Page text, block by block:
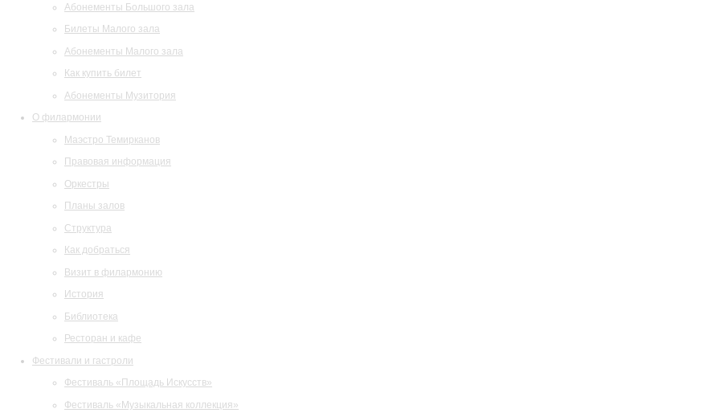
Абонементы Большого зала
Билеты Малого зала
Абонементы Малого зала
Как купить билет
Абонементы Музитория
О филармонии
Маэстро Темирканов
Правовая информация
Оркестры
Планы залов
Структура
Как добраться
Визит в филармонию
История
Библиотека
Ресторан и кафе
Фестивали и гастроли
Фестиваль «Площадь Искусств»
Фестиваль «Музыкальная коллекция»